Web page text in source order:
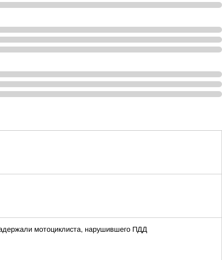
мотоциклиста, нарушившего ПДД